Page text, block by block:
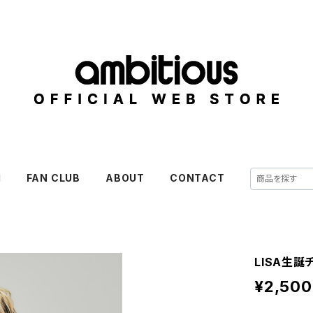
FAN CLUB ABOUT CONTACT
LISA生誕
¥2,500